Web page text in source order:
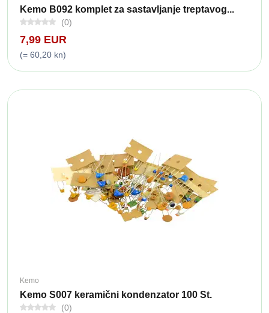
Kemo B092 komplet za sastavljanje treptavog...
(0)
7,99 EUR
(= 60,20 kn)
Kemo
Kemo S007 keramični kondenzator 100 St.
(0)